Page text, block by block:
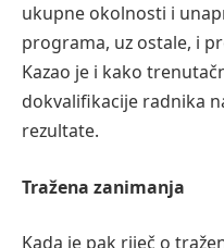
ukupne okolnosti i
programa, uz ostale, i
Kazao je i kako
dokvalifikacije radnika
rezultate.
Tražena zanimanja
Kada je pak riječ o